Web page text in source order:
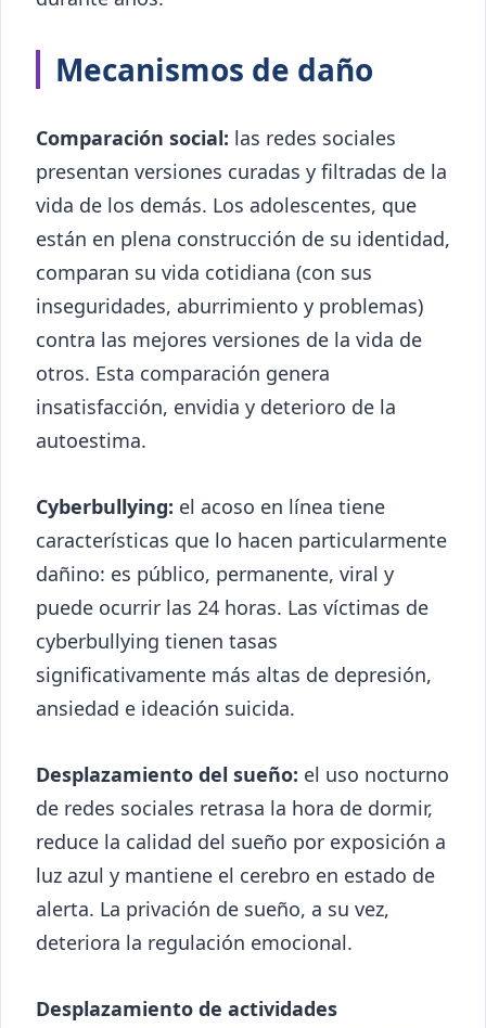
Mecanismos de daño
Comparación social: las redes sociales
presentan versiones curadas y filtradas de la
vida de los demás. Los adolescentes, que
están en plena construcción de su identidad,
comparan su vida cotidiana (con sus
inseguridades, aburrimiento y problemas)
contra las mejores versiones de la vida de
otros. Esta comparación genera
insatisfacción, envidia y deterioro de la
autoestima.
Cyberbullying: el acoso en línea tiene
características que lo hacen particularmente
dañino: es público, permanente, viral y
puede ocurrir las 24 horas. Las víctimas de
cyberbullying tienen tasas
significativamente más altas de depresión,
ansiedad e ideación suicida.
Desplazamiento del sueño: el uso nocturno
de redes sociales retrasa la hora de dormir,
reduce la calidad del sueño por exposición a
luz azul y mantiene el cerebro en estado de
alerta. La privación de sueño, a su vez,
deteriora la regulación emocional.
Desplazamiento de actividades